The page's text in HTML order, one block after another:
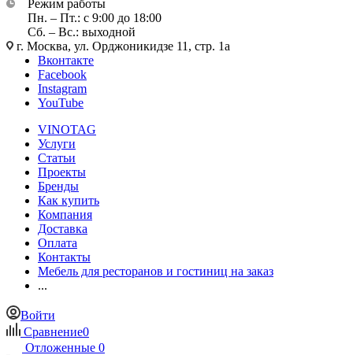
Режим работы
Пн. – Пт.: с 9:00 до 18:00
Сб. – Вс.: выходной
г. Москва, ул. Орджоникидзе 11, стр. 1а
Вконтакте
Facebook
Instagram
YouTube
VINOTAG
Услуги
Статьи
Проекты
Бренды
Как купить
Компания
Доставка
Оплата
Контакты
Мебель для ресторанов и гостиниц на заказ
...
Войти
Сравнение0
Отложенные 0